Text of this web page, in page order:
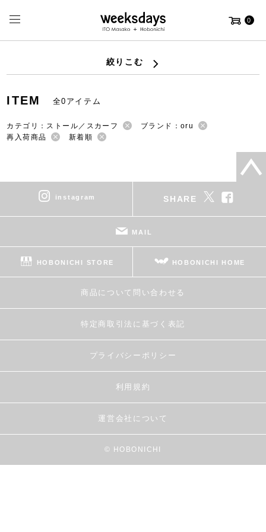
0
絞りこむ
ITEM 全0アイテム
カテゴリ：ストール／スカーフ
ブランド：oru
再入荷商品
新着順
instagram SHARE
MAIL
HOBONICHI STORE HOBONICHI HOME
商品について問い合わせる
特定商取引法に基づく表記
プライバシーポリシー
利用規約
運営会社について
© HOBONICHI